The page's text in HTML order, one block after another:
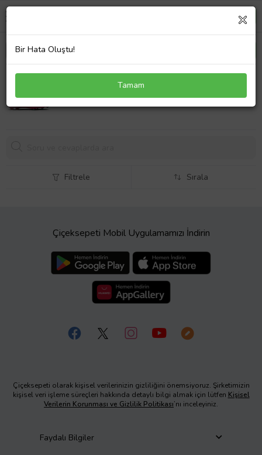
Nike Zoom Superfly 10 Elite FG Çoraplı Erkek
Profesyonel Krampon Pembe
Filtrele Sırala
Çiçeksepeti Mobil Uygulamamızı İndirin
Çiçeksepeti olarak kişisel verilerinizin gizliliğini önemsiyoruz. Şirketimizin
kişisel veri işleme süreçleri hakkında detaylı bilgi almak için lütfen Kişisel
Verilerin Korunması ve Gizlilik Politikası’nı inceleyiniz.
Faydalı Bilgiler
Bir Hata Oluştu!
Tamam